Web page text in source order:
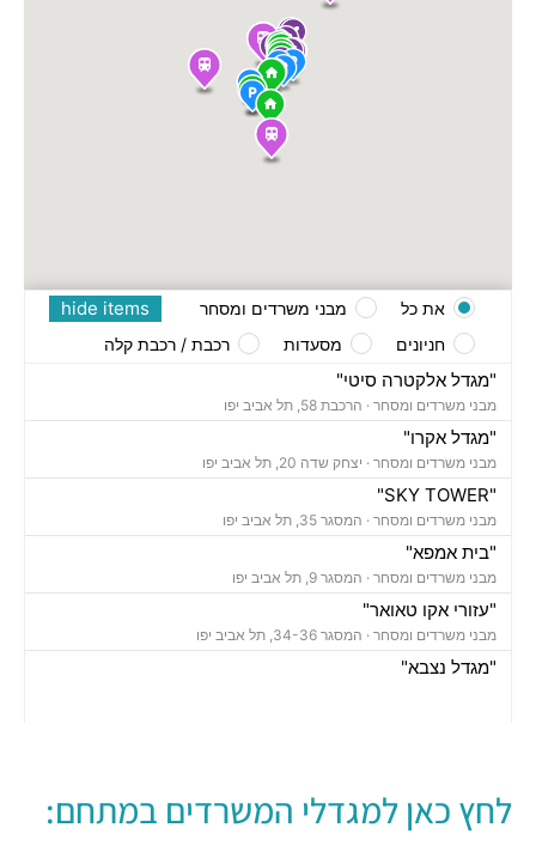
"מגדל אלקטרה סיטי"
מבני משרדים ומסחר · הרכבת 58, תל אביב יפו
"מגדל אקרו"
מבני משרדים ומסחר · יצחק שדה 20, תל אביב יפו
"SKY TOWER"
מבני משרדים ומסחר · המסגר 35, תל אביב יפו
"בית אמפא"
מבני משרדים ומסחר · המסגר 9, תל אביב יפו
"עזורי אקו טאואר"
מבני משרדים ומסחר · המסגר 34-36, תל אביב יפו
"מגדל נצבא"
חניונים ·הצפירה 8, תל אביב יפו
hide items את כל
מבני משרדים ומסחר
חניונים
מסעדות רכבת / רכבת קלה
לחץ כאן למגדלי המשרדים במתחם: